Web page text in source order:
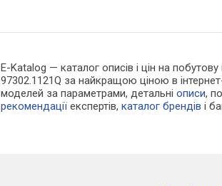
E-Katalog — каталог описів і цін на
97302.1121Q за найкращою ціною в
моделей за параметрами, детальніописи,
рекомендації експертів,каталог брендів і